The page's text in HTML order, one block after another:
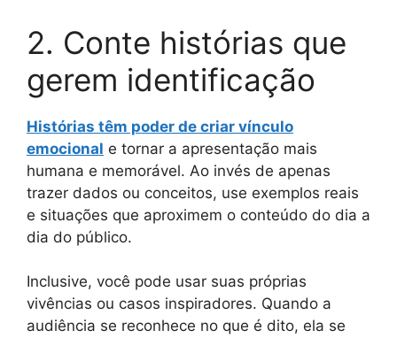
2. Conte histórias que
gerem identificação
Histórias têm poder de criar vínculo
emocional e tornar a apresentação mais
humana e memorável. Ao invés de apenas
trazer dados ou conceitos, use exemplos reais
e situações que aproximem o conteúdo do dia a
dia do público.
Inclusive, você pode usar suas próprias
vivências ou casos inspiradores. Quando a
audiência se reconhece no que é dito, ela se